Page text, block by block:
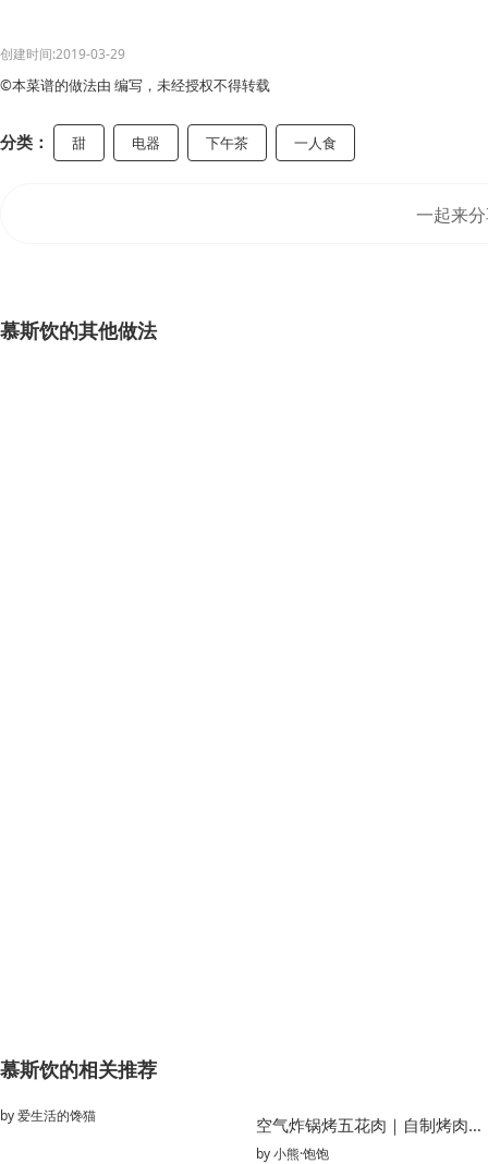
创建时间:2019-03-29
©本菜谱的做法由 编写，未经授权不得转载
分类： 甜 电器 下午茶 一人食
一起来
慕斯饮的其他做法
慕斯饮的相关推荐
by爱生活的馋猫 空气炸锅烤五花肉｜自制烤肉巨好吃！0失败
by小熊·饱饱